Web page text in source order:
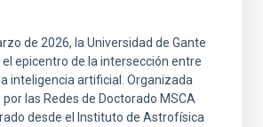
de 2026, la Universidad de Gante
epicentro de la intersección entre
inteligencia artificial. Organizada
las Redes de Doctorado MSCA
desde el Instituto de Astrofísica